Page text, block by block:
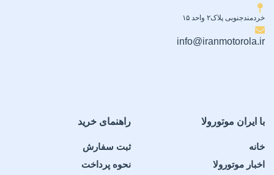
خردمندجنوبی پلاک۲ واحد ۱۵
info@iranmotorola.ir
با ایران موتورولا
خانه
اخبار موتورولا
راهنمای خرید
ثبت سفارش
نحوه پرداخت